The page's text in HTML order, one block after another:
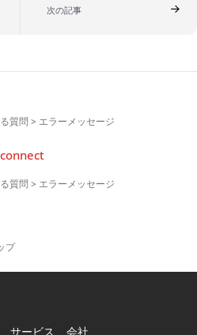
次の記事
質問 > エラーメッセージ
質問 > エラーメッセージ
プ
サービス 会社